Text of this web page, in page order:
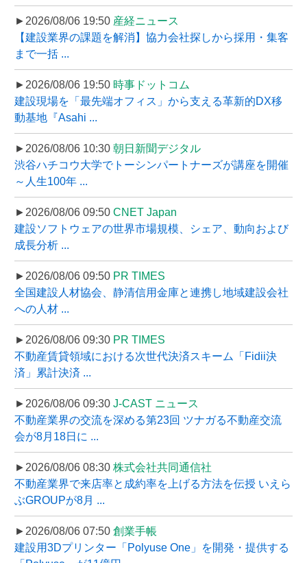
►2026/08/06 19:50 産経ニュース
【建設業界の課題を解消】協力会社探しから採用・集客
まで一括 ...
►2026/08/06 19:50 時事ドットコム
建設現場を「最先端オフィス」から支える革新的DX移
動基地『Asahi ...
►2026/08/06 10:30 朝日新聞デジタル
渋谷ハチコウ大学でトーシンパートナーズが講座を開催
～人生100年 ...
►2026/08/06 09:50 CNET Japan
建設ソフトウェアの世界市場規模、シェア、動向および
成長分析 ...
►2026/08/06 09:50 PR TIMES
全国建設人材協会、静清信用金庫と連携し地域建設会社
への人材 ...
►2026/08/06 09:30 PR TIMES
不動産賃貸領域における次世代決済スキーム「Fidii決
済」累計決済 ...
►2026/08/06 09:30 J-CAST ニュース
不動産業界の交流を深める第23回 ツナガる不動産交流
会が8月18日に ...
►2026/08/06 08:30 株式会社共同通信社
不動産業界で来店率と成約率を上げる方法を伝授 いえら
ぶGROUPが8月 ...
►2026/08/06 07:50 創業手帳
建設用3Dプリンター「Polyuse One」を開発・提供する